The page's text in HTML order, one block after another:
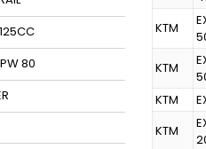
80
KTM
KTM
KTM
KTM